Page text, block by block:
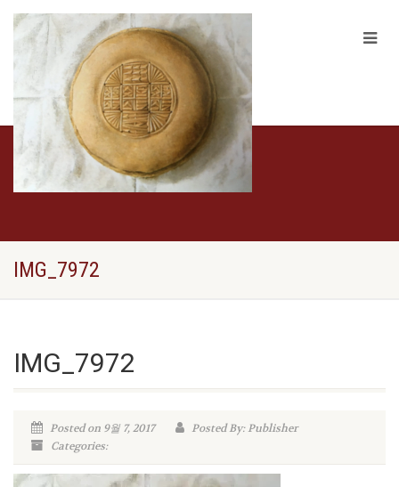
IMG_7972
IMG_7972
Posted on 9월 7, 2017
Posted By: Publisher
Categories: